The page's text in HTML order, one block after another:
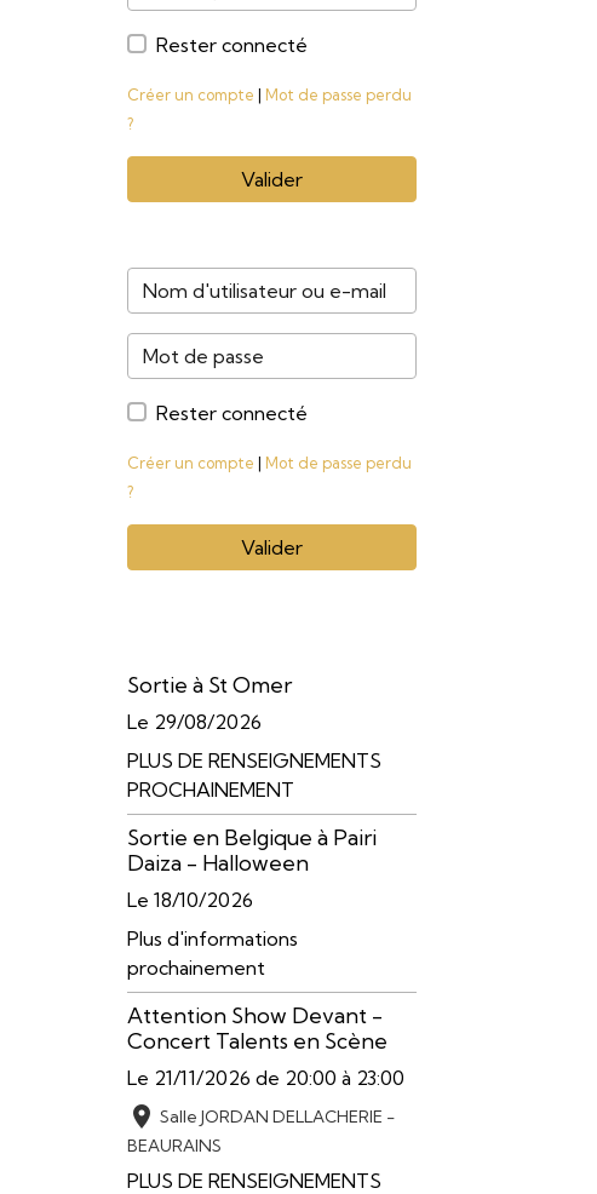
Rester connecté
Créer un compte | Mot de passe perdu
?
Valider
Rester connecté
Créer un compte | Mot de passe perdu
?
Valider
Sortie à St Omer
Le 29/08/2026
PLUS DE RENSEIGNEMENTS
PROCHAINEMENT
Sortie en Belgique à Pairi
Daiza - Halloween
Le 18/10/2026
Plus d'informations
prochainement
Attention Show Devant -
Concert Talents en Scène
Le 21/11/2026 de 20:00 à 23:00
Salle JORDAN DELLACHERIE -
BEAURAINS
PLUS DE RENSEIGNEMENTS